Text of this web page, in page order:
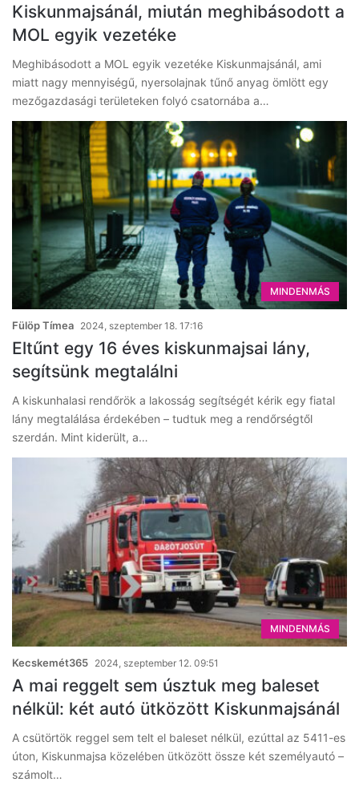
Kiskunmajsánál, miután meghibásodott a
MOL egyik vezetéke
Meghibásodott a MOL egyik vezetéke Kiskunmajsánál, ami
miatt nagy mennyiségű, nyersolajnak tűnő anyag ömlött egy
mezőgazdasági területeken folyó csatornába a…
MINDENMÁS
Fülöp Tímea 2024, szeptember 18. 17:16
Eltűnt egy 16 éves kiskunmajsai lány,
segítsünk megtalálni
A kiskunhalasi rendőrök a lakosság segítségét kérik egy fiatal
lány megtalálása érdekében – tudtuk meg a rendőrségtől
szerdán. Mint kiderült, a…
MINDENMÁS
Kecskemét365 2024, szeptember 12. 09:51
A mai reggelt sem úsztuk meg baleset
nélkül: két autó ütközött Kiskunmajsánál
A csütörtök reggel sem telt el baleset nélkül, ezúttal az 5411-es
úton, Kiskunmajsa közelében ütközött össze két személyautó –
számolt…